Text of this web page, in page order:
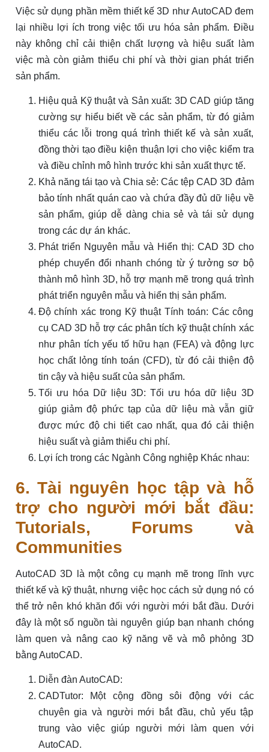
Việc sử dụng phần mềm thiết kế 3D như AutoCAD đem
lại nhiều lợi ích trong việc tối ưu hóa sản phẩm. Điều
này không chỉ cải thiện chất lượng và hiệu suất làm
việc mà còn giảm thiểu chi phí và thời gian phát triển
sản phẩm.
Hiệu quả Kỹ thuật và Sản xuất: 3D CAD giúp tăng
cường sự hiểu biết về các sản phẩm, từ đó giảm
thiểu các lỗi trong quá trình thiết kế và sản xuất,
đồng thời tạo điều kiện thuận lợi cho việc kiểm tra
và điều chỉnh mô hình trước khi sản xuất thực tế.
Khả năng tái tạo và Chia sẻ: Các tệp CAD 3D đảm
bảo tính nhất quán cao và chứa đầy đủ dữ liệu về
sản phẩm, giúp dễ dàng chia sẻ và tái sử dụng
trong các dự án khác.
Phát triển Nguyên mẫu và Hiển thị: CAD 3D cho
phép chuyển đổi nhanh chóng từ ý tưởng sơ bộ
thành mô hình 3D, hỗ trợ mạnh mẽ trong quá trình
phát triển nguyên mẫu và hiển thị sản phẩm.
Độ chính xác trong Kỹ thuật Tính toán: Các công
cụ CAD 3D hỗ trợ các phân tích kỹ thuật chính xác
như phân tích yếu tố hữu hạn (FEA) và động lực
học chất lỏng tính toán (CFD), từ đó cải thiện độ
tin cậy và hiệu suất của sản phẩm.
Tối ưu hóa Dữ liệu 3D: Tối ưu hóa dữ liệu 3D
giúp giảm độ phức tạp của dữ liệu mà vẫn giữ
được mức độ chi tiết cao nhất, qua đó cải thiện
hiệu suất và giảm thiểu chi phí.
Lợi ích trong các Ngành Công nghiệp Khác nhau:
6. Tài nguyên học tập và hỗ
trợ cho người mới bắt đầu:
Tutorials, Forums và
Communities
AutoCAD 3D là một công cụ mạnh mẽ trong lĩnh vực
thiết kế và kỹ thuật, nhưng việc học cách sử dụng nó có
thể trở nên khó khăn đối với người mới bắt đầu. Dưới
đây là một số nguồn tài nguyên giúp bạn nhanh chóng
làm quen và nâng cao kỹ năng vẽ và mô phỏng 3D
bằng AutoCAD.
Diễn đàn AutoCAD:
CADTutor: Một cộng đồng sôi động với các
chuyên gia và người mới bắt đầu, chủ yếu tập
trung vào việc giúp người mới làm quen với
AutoCAD.